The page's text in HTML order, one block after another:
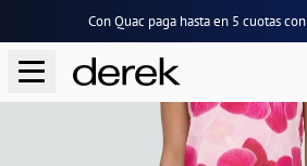
Con Quac paga hasta en 5 cuotascon